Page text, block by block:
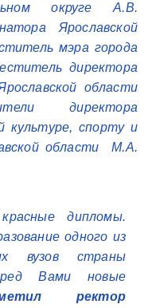
округе А.В.
Ярославской
мэра города
директора
области
директора
культуре, спорту и
области М.А.
дипломы.
одного из
вузов страны
Вами новые
ректор